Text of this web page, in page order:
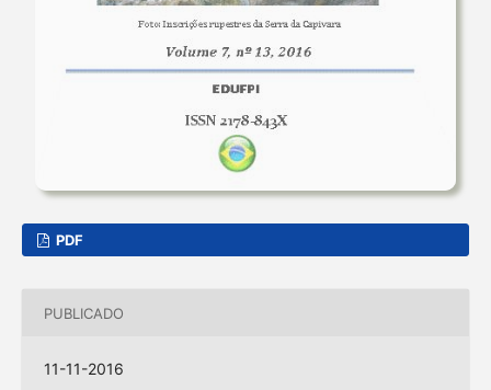
PDF
PUBLICADO
11-11-2016